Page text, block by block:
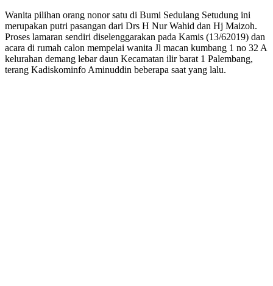
Wanita pilihan orang nonor satu di Bumi Sedulang Setudung ini
merupakan putri pasangan dari Drs H Nur Wahid dan Hj Maizoh.
Proses lamaran sendiri diselenggarakan pada Kamis (13/62019) dan
acara di rumah calon mempelai wanita Jl macan kumbang 1 no 32 A
kelurahan demang lebar daun Kecamatan ilir barat 1 Palembang,
terang Kadiskominfo Aminuddin beberapa saat yang lalu.